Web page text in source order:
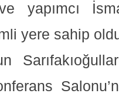
yapımcı
yere sahip